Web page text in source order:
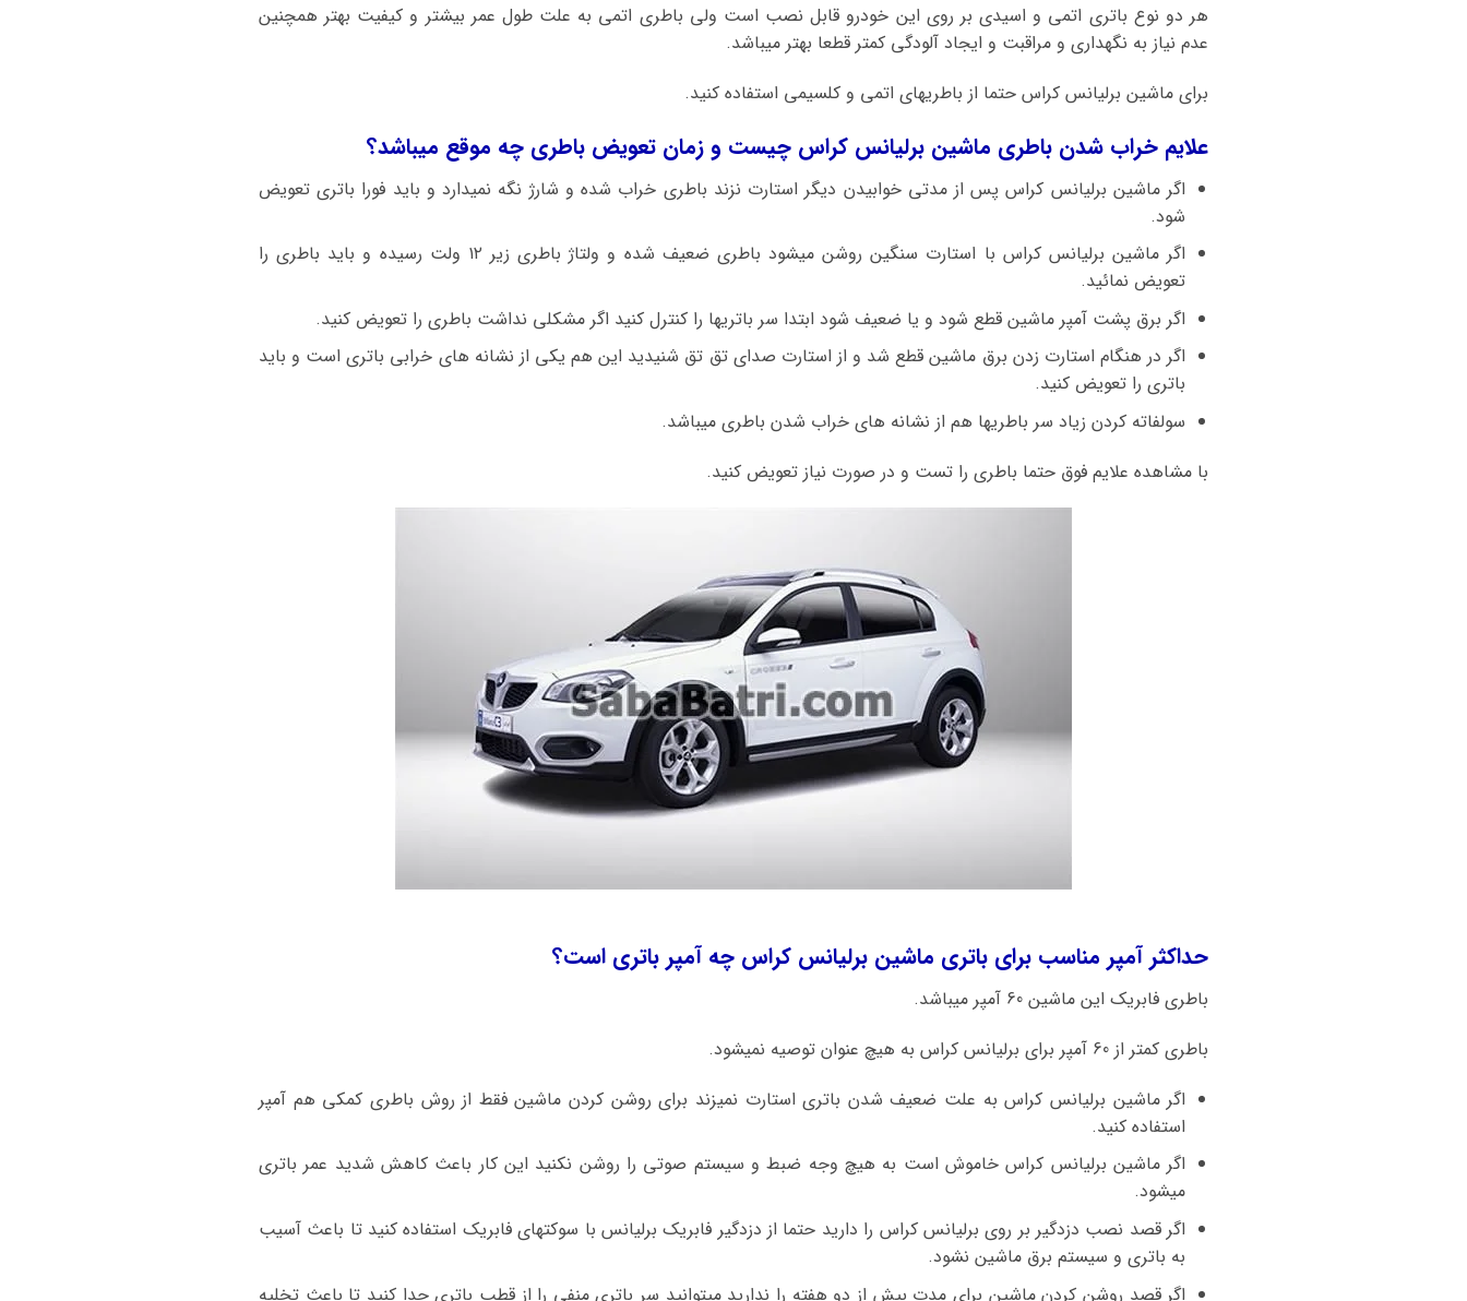
هر دو نوع باتری اتمی و اسیدی بر روی این خودرو قابل نصب است ولی باطری اتمی به علت طول عمر بیشتر و کیفیت بهتر همچنین
عدم نیاز به نگهداری و مراقبت و ایجاد آلودگی کمتر قطعا بهتر میباشد.
برای ماشین برلیانس کراس حتما از باطریهای اتمی و کلسیمی استفاده کنید.
علایم خراب شدن باطری ماشین برلیانس کراس چیست و زمان تعویض باطری چه موقع میباشد؟
اگر ماشین برلیانس کراس پس از مدتی خوابیدن دیگر استارت نزند باطری خراب شده و شارژ نگه نمیدارد و باید فورا باتری تعویض
شود.
اگر ماشین برلیانس کراس با استارت سنگین روشن میشود باطری ضعیف شده و ولتاژ باطری زیر ۱۲ ولت رسیده و باید باطری را
تعویض نمائید.
اگر برق پشت آمپر ماشین قطع شود و یا ضعیف شود ابتدا سر باتریها را کنترل کنید اگر مشکلی نداشت باطری را تعویض کنید.
اگر در هنگام استارت زدن برق ماشین قطع شد و از استارت صدای تق تق شنیدید این هم یکی از نشانه های خرابی باتری است و باید
باتری را تعویض کنید.
سولفاته کردن زیاد سر باطریها هم از نشانه های خراب شدن باطری میباشد.
با مشاهده علایم فوق حتما باطری را تست و در صورت نیاز تعویض کنید.
حداکثر آمپر مناسب برای باتری ماشین برلیانس کراس چه آمپر باتری است؟
باطری فابریک این ماشین 60 آمپر میباشد.
باطری کمتر از 60 آمپر برای برلیانس کراس به هیچ عنوان توصیه نمیشود.
اگر ماشین برلیانس کراس به علت ضعیف شدن باتری استارت نمیزند برای روشن کردن ماشین فقط از روش باطری کمکی هم آمپر
استفاده کنید.
اگر ماشین برلیانس کراس خاموش است به هیچ وجه ضبط و سیستم صوتی را روشن نکنید این کار باعث کاهش شدید عمر باتری
میشود.
اگر قصد نصب دزدگیر بر روی برلیانس کراس را دارید حتما از دزدگیر فابریک برلیانس با سوکتهای فابریک استفاده کنید تا باعث آسیب
به باتری و سیستم برق ماشین نشود.
اگر قصد روشن کردن ماشین برای مدت بیش از دو هفته را ندارید میتوانید سر باتری منفی را از قطب باتری جدا کنید تا باعث تخلیه